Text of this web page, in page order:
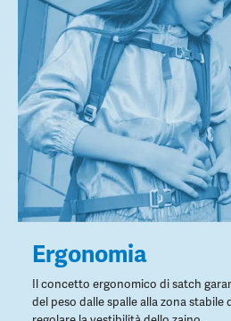
Ergonomia
Il concetto ergonomico di satch
del peso dalle spalle alla zona